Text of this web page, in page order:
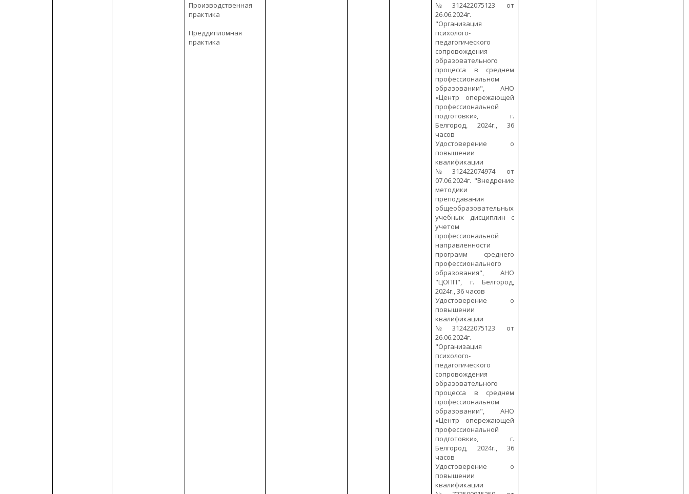
Производственная
практика
Преддипломная
практика
№312422075123 от
26.06.2024г.
"Организация
психолого-
педагогического
сопровождения
образовательного
процесса в среднем
профессиональном
образовании", АНО
«Центр опережающей
профессиональной
подготовки», г.
Белгород, 2024г., 36
часов
Удостоверение о
повышении
квалификации
№312422074974 от
07.06.2024г. "Внедрение
методики
преподавания
общеобразовательных
учебных дисциплин с
учетом
профессиональной
направленности
программ среднего
профессионального
образования", АНО
"ЦОПП", г. Белгород,
2024г., 36 часов
Удостоверение о
повышении
квалификации
№312422075123 от
26.06.2024г.
"Организация
психолого-
педагогического
сопровождения
образовательного
процесса в среднем
профессиональном
образовании", АНО
«Центр опережающей
профессиональной
подготовки», г.
Белгород, 2024г., 36
часов
Удостоверение о
повышении
квалификации